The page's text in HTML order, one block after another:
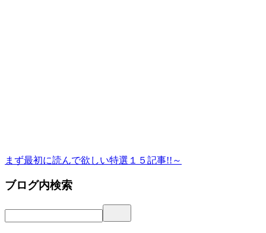
まず最初に読んで欲しい特選１５記事!!～
ブログ内検索